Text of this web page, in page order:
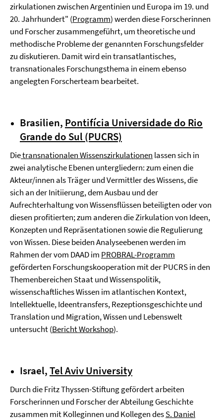
zirkulationen zwischen Argentinien und Europa im 19. und
20. Jahrhundert" (Programm) werden diese Forscherinnen
und Forscher zusammengeführt, um theoretische und
methodische Probleme der genannten Forschungsfelder
zu diskutieren. Damit wird ein transatlantisches,
transnationales Forschungsthema in einem ebenso
angelegten Forscherteam bearbeitet.
Brasilien, Pontifícia Universidade do Rio
Grande do Sul (PUCRS)
Dietransnationalen Wissenszirkulationen lassen sich in
zwei analytische Ebenen unter­gliedern: zum einen die
Akteur/innen als Träger und Vermittler des Wissens, die
sich an der Initiierung, dem Ausbau und der
Aufrechterhaltung von Wissensflüssen beteiligten oder von
diesen profitierten; zum anderen die Zirkulation von Ideen,
Konzepten und Repräsentationen sowie die Regulierung
von Wissen. Diese beiden Analyseebenen werden im
Rahmen der vom DAAD im PROBRAL-Programm
geförderten Forschungskooperation mit der PUCRS in den
Themenbereichen Staat und Wissenspolitik,
wissenschaftliches Wissen im atlantischen Kontext,
Intellektuelle, Ideentransfers, Rezeptionsgeschichte und
Translation und Migration, Wissen und Lebenswelt
untersucht (Bericht Workshop).
Israel,Tel Aviv University
Durch die Fritz Thyssen-Stiftung gefördert arbeiten
Forscherinnen und Forscher der Abteilung Geschichte
zusammen mit Kolleginnen und Kollegen desS. Daniel